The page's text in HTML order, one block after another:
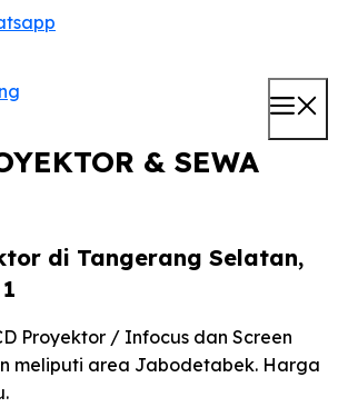
& SEWA
di Tangerang Selatan,
Proyektor / Infocus dan Screen
meliputi area Jabodetabek. Harga